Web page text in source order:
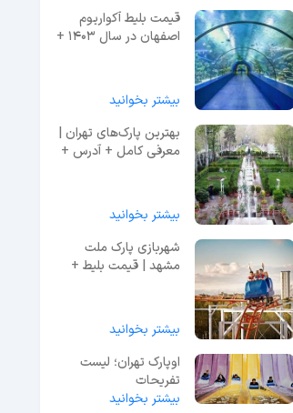
قیمت بلیط آکواریوم
اصفهان در سال 1403 +
بیشتر بخوانید
بهترین پارک‌های تهران |
معرفی کامل + آدرس +
بیشتر بخوانید
شهربازی پارک ملت
مشهد | قیمت بلیط +
بیشتر بخوانید
اوپارک تهران؛ لیست
تفریحات
آبی(آدرس،قیمت
بیشتر بخوانید